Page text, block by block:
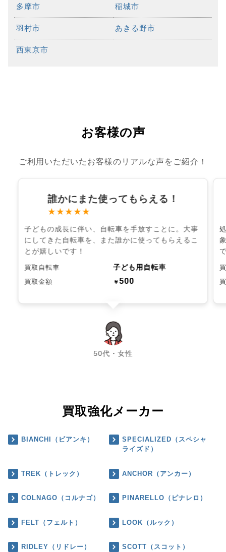
多摩市 稲城市
羽村市 あきる野市
西東京市
お客様の声
ご利用いただいたお客様のリアルな声をご紹介！
誰かにまた使ってもらえる！
★★★★★
子どもの成長に伴い、自転車を手放すことに。大事
にしてきた自転車を、また誰かに使ってもらえるこ
とが嬉しいです！
買取自転車 子ども用自転車
買取金額 ￥500
50代・女性
chevron_left chevron_right
買取強化メーカー
BIANCHI（ビアンキ）
SPECIALIZED（スペシャ
ライズド）
TREK（トレック） ANCHOR（アンカー）
COLNAGO（コルナゴ） PINARELLO（ピナレロ）
FELT（フェルト） LOOK（ルック）
RIDLEY（リドレー） SCOTT（スコット）